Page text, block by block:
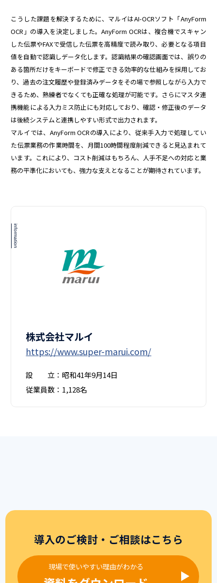
こうした課題を解決するために、マルイはAI-OCRソフト「AnyForm
OCR」の導入を決定しました。AnyForm OCRは、複合機でスキャン
した伝票やFAXで受信した伝票を高精度で読み取り、必要となる項目
値を自動で認識しデータ化します。認識結果の確認画面では、誤りの
ある箇所だけをキーボードで修正できる効率的な仕組みを採用してお
り、過去の注文履歴や登録済みデータをその場で参照しながら入力で
きるため、熟練者でなくても正確な処理が可能です。さらにマスタ連
携機能による入力ミス防止にも対応しており、確認・修正後のデータ
は後続システムと連携しやすい形式で出力されます。
マルイでは、AnyForm OCRの導入により、従来手入力で処理してい
た伝票業務の作業時間を、月間100時間程度削減できると見込まれて
います。これにより、コスト削減はもちろん、人手不足への対応と業
務の平準化においても、強力な支えとなることが期待されています。
株式会社マルイ
https://www.super-marui.com/
設 立：昭和41年9月14日
従業員数：1,128名
導入のご検討・ご相談はこちら
現場で使いやすい理由がわかる